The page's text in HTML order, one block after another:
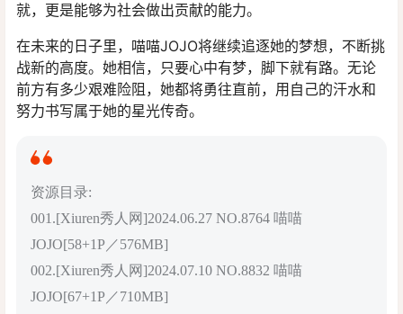
就，更是能够为社会做出贡献的能力。
在未来的日子里，喵喵JOJO将继续追逐她的梦想，不断挑
战新的高度。她相信，只要心中有梦，脚下就有路。无论
前方有多少艰难险阻，她都将勇往直前，用自己的汗水和
努力书写属于她的星光传奇。
资源目录:
001.[Xiuren秀人网]2024.06.27 NO.8764 喵喵
JOJO[58+1P／576MB]
002.[Xiuren秀人网]2024.07.10 NO.8832 喵喵
JOJO[67+1P／710MB]